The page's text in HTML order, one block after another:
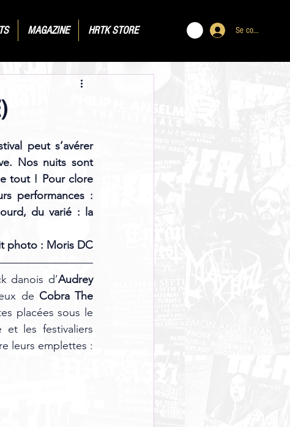
Se connecter
MAGAZINE HRTK STORE
peut s’avérer
Nos nuits sont
tout ! Pour clore
performances :
du varié : la
photo : Moris DC
danois d’Audrey
de Cobra The
placées sous le
les festivaliers
leurs emplettes :